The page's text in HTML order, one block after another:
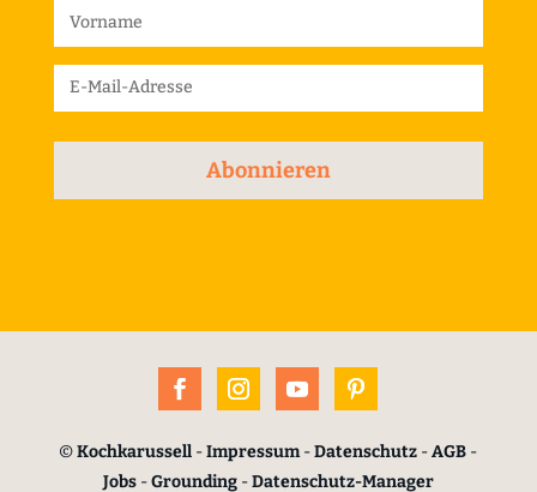
Abonnieren
©Kochkarussell -Impressum-Datenschutz -AGB -
Jobs-Grounding-Datenschutz-Manager